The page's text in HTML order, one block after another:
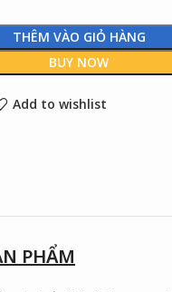
THÊM VÀO GIỎ HÀNG
BUY NOW
Add to wishlist
PHẨM